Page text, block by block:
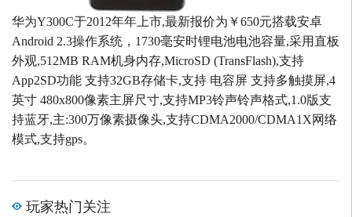
华为Y300C于2012年年上市,最新报价为￥650元搭载安卓
Android 2.3操作系统，1730毫安时锂电池电池容量,采用直板
外观,512MB RAM机身内存,MicroSD (TransFlash),支持
App2SD功能 支持32GB存储卡,支持 电容屏 支持多触摸屏,4
英寸 480x800像素主屏尺寸,支持MP3铃声铃声格式,1.0版支
持蓝牙,主:300万像素摄像头,支持CDMA2000/CDMA1X网络
模式,支持gps。
玩家热门关注